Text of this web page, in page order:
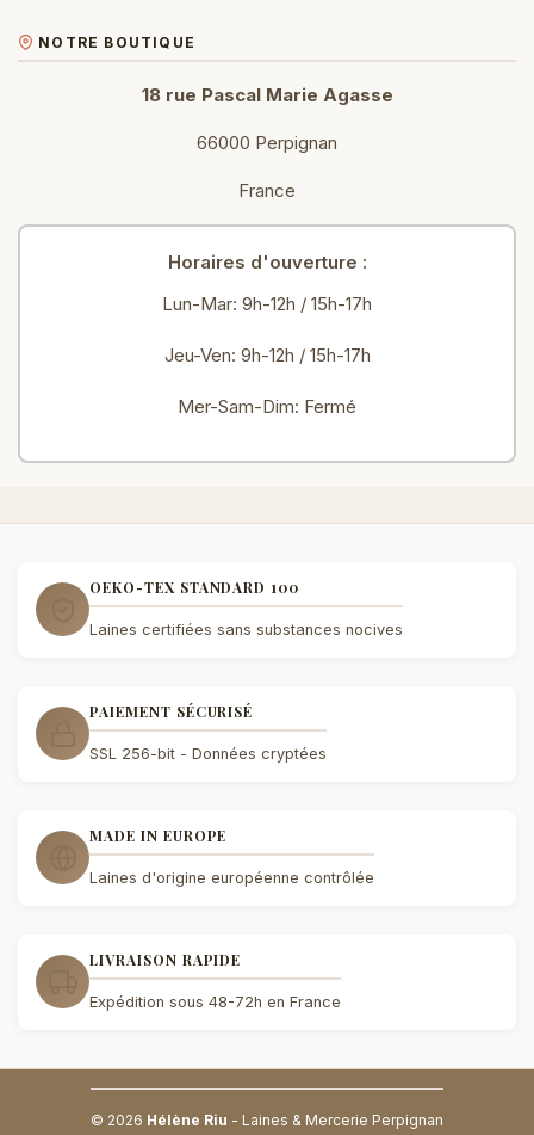
NOTRE BOUTIQUE
18 rue Pascal Marie Agasse
66000 Perpignan
France
Horaires d'ouverture :
Lun-Mar: 9h-12h / 15h-17h
Jeu-Ven: 9h-12h / 15h-17h
Mer-Sam-Dim: Fermé
OEKO-TEX STANDARD 100
Laines certifiées sans substances nocives
PAIEMENT SÉCURISÉ
SSL 256-bit - Données cryptées
MADE IN EUROPE
Laines d'origine européenne contrôlée
LIVRAISON RAPIDE
Expédition sous 48-72h en France
© 2026 Hélène Riu - Laines & Mercerie Perpignan